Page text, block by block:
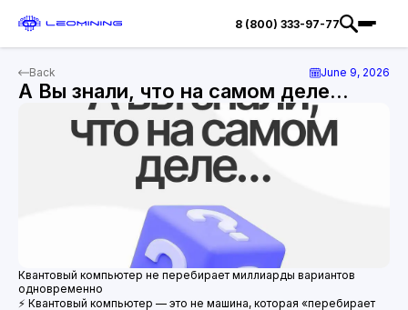
8 (800) 333-97-77
Back June 9, 2026
А Вы знали, что на самом деле...
Квантовый компьютер не перебирает миллиарды вариантов
одновременно
⚡️ Квантовый компьютер — это не машина, которая «перебирает